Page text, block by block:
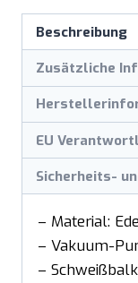
Beschreibung
Zusätzliche
EU
Sicherheits-
– Material:
– Vakuum-
–